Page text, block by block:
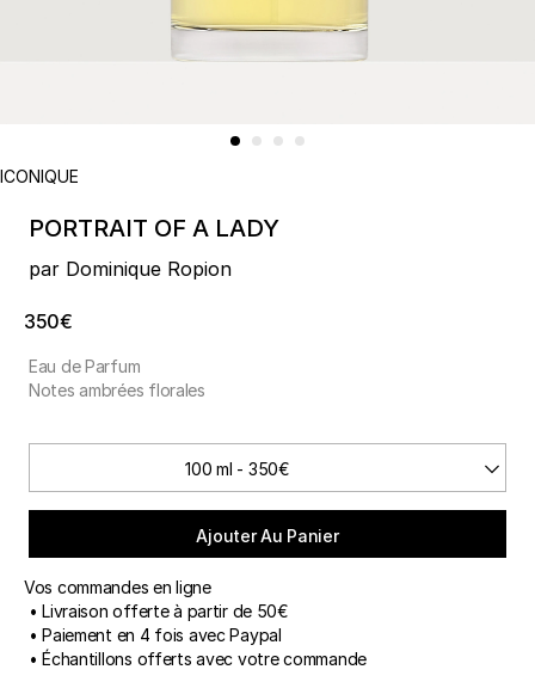
ICONIQUE
PORTRAIT OF A LADY
par Dominique Ropion
350€
Eau de Parfum
Notes ambrées florales
100 ml - 350€
Ajouter Au Panier
Vos commandes en ligne
• Livraison offerte à partir de 50€
• Paiement en 4 fois avec Paypal
• Échantillons offerts avec votre commande